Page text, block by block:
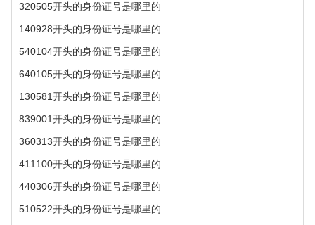
320505开头的身份证号是哪里的
140928开头的身份证号是哪里的
540104开头的身份证号是哪里的
640105开头的身份证号是哪里的
130581开头的身份证号是哪里的
839001开头的身份证号是哪里的
360313开头的身份证号是哪里的
411100开头的身份证号是哪里的
440306开头的身份证号是哪里的
510522开头的身份证号是哪里的